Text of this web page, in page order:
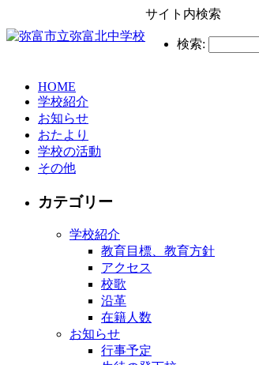
サイト内検索
検索:
HOME
学校紹介
お知らせ
おたより
学校の活動
その他
カテゴリー
学校紹介
教育目標、教育方針
アクセス
校歌
沿革
在籍人数
お知らせ
行事予定